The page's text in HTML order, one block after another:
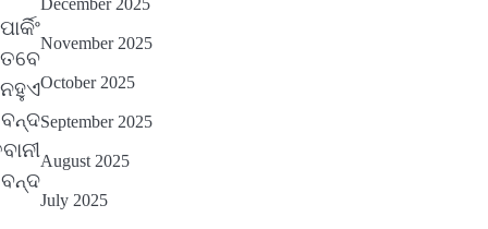
December 2025
November 2025
October 2025
September 2025
August 2025
July 2025